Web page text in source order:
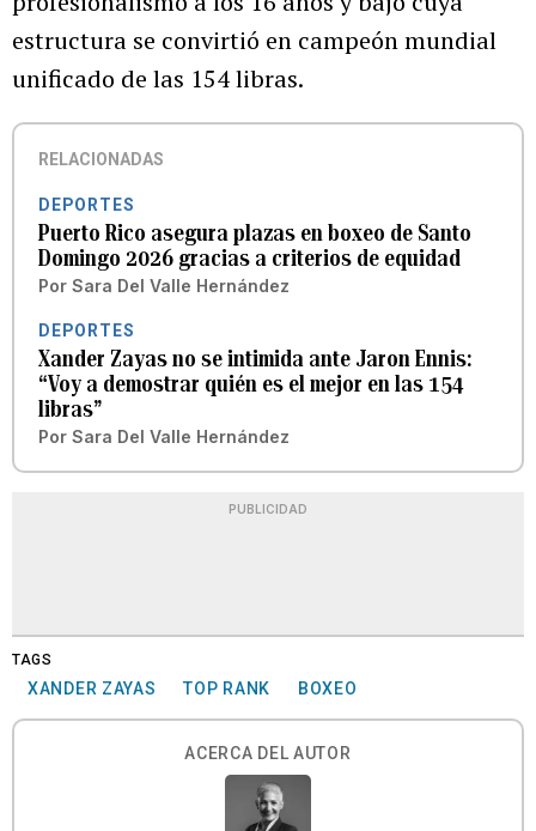
estructura se convirtió en campeón mundial
unificado de las 154 libras.
RELACIONADAS
DEPORTES
Puerto Rico asegura plazas en boxeo de Santo
Domingo 2026 gracias a criterios de equidad
Por Sara Del Valle Hernández
DEPORTES
Xander Zayas no se intimida ante Jaron Ennis:
“Voy a demostrar quién es el mejor en las 154
libras”
Por Sara Del Valle Hernández
PUBLICIDAD
TAGS
XANDER ZAYAS TOP RANK BOXEO
ACERCA DEL AUTOR